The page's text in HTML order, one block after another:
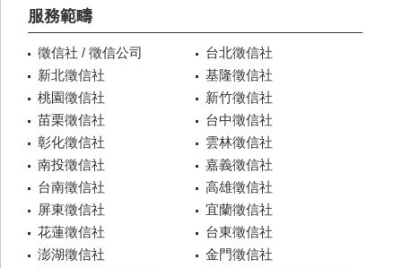
服務範疇
徵信社 / 徵信公司
台北徵信社
新北徵信社
基隆徵信社
桃園徵信社
新竹徵信社
苗栗徵信社
台中徵信社
彰化徵信社
雲林徵信社
南投徵信社
嘉義徵信社
台南徵信社
高雄徵信社
屏東徵信社
宜蘭徵信社
花蓮徵信社
台東徵信社
澎湖徵信社
金門徵信社